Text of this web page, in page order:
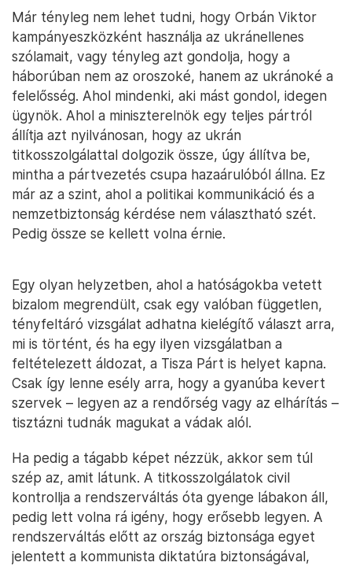
Már tényleg nem lehet tudni, hogy Orbán Viktor
kampányeszközként használja az ukránellenes
szólamait, vagy tényleg azt gondolja, hogy a
háborúban nem az oroszoké, hanem az ukránoké a
felelősség. Ahol mindenki, aki mást gondol, idegen
ügynök. Ahol a miniszterelnök egy teljes pártról
állítja azt nyilvánosan, hogy az ukrán
titkosszolgálattal dolgozik össze, úgy állítva be,
mintha a pártvezetés csupa hazaárulóból állna. Ez
már az a szint, ahol a politikai kommunikáció és a
nemzetbiztonság kérdése nem választható szét.
Pedig össze se kellett volna érnie.
Egy olyan helyzetben, ahol a hatóságokba vetett
bizalom megrendült, csak egy valóban független,
tényfeltáró vizsgálat adhatna kielégítő választ arra,
mi is történt, és ha egy ilyen vizsgálatban a
feltételezett áldozat, a Tisza Párt is helyet kapna.
Csak így lenne esély arra, hogy a gyanúba kevert
szervek – legyen az a rendőrség vagy az elhárítás –
tisztázni tudnák magukat a vádak alól.
Ha pedig a tágabb képet nézzük, akkor sem túl
szép az, amit látunk. A titkosszolgálatok civil
kontrollja a rendszerváltás óta gyenge lábakon áll,
pedig lett volna rá igény, hogy erősebb legyen. A
rendszerváltás előtt az ország biztonsága egyet
jelentett a kommunista diktatúra biztonságával,